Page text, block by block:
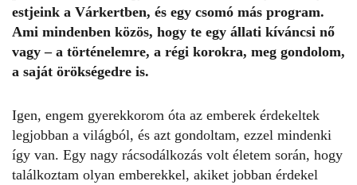
estjeink a Várkertben, és egy csomó más program.
Ami mindenben közös, hogy te egy állati kíváncsi nő
vagy – a történelemre, a régi korokra, meg gondolom,
a saját örökségedre is.
Igen, engem gyerekkorom óta az emberek érdekeltek
legjobban a világból, és azt gondoltam, ezzel mindenki
így van. Egy nagy rácsodálkozás volt életem során, hogy
találkoztam olyan emberekkel, akiket jobban érdekel